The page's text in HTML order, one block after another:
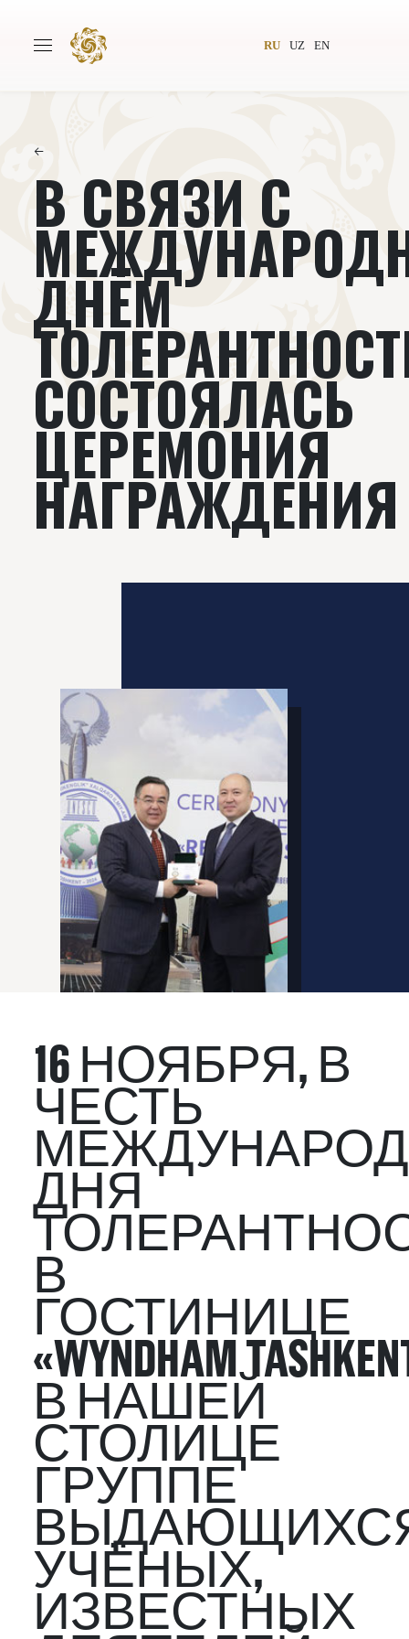
RU UZ EN
Авторы Всемирное общество
Издательство Новости
Проекты
Книги
←
В СВЯЗИ С
ДНЁМ
СОСТОЯЛАСЬ
ЦЕРЕМОНИЯ
НАГРАЖДЕНИЯ
16 НОЯБРЯ, В
ЧЕСТЬ
ДНЯ
В
ГОСТИНИЦЕ
«WYNDHAM
В НАШЕЙ
СТОЛИЦЕ
ГРУППЕ
УЧЁНЫХ,
ИЗВЕСТНЫХ